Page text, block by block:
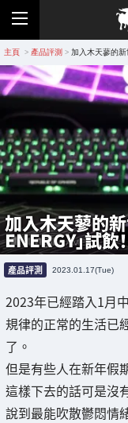
主頁 > 產品評測 > 加入木天蓼的新
加入木天蓼的新
ENERGY」試飲！
產品評測 2023.01.17(Tue)
2023年已經踏入1月
規律的正常的生活已
了。
但是有些人在新年假
這樣下去的話可是沒
說到最能吹散鬱悶情